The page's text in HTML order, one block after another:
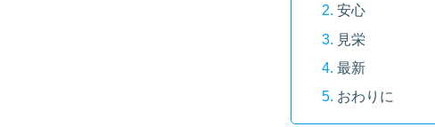
安心
見栄
最新
おわりに